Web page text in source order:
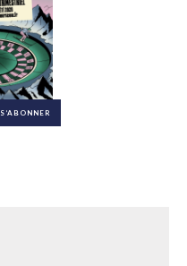
S’ABONNER